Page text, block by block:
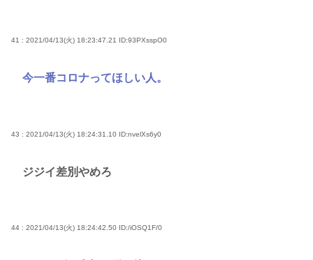
41 : 2021/04/13(火) 18:23:47.21 ID:93PXsspO0
今一番コロナってほしい人。
43 : 2021/04/13(火) 18:24:31.10 ID:nvelXs6y0
ジジイ差別やめろ
44 : 2021/04/13(火) 18:24:42.50 ID:/iOSQ1F/0